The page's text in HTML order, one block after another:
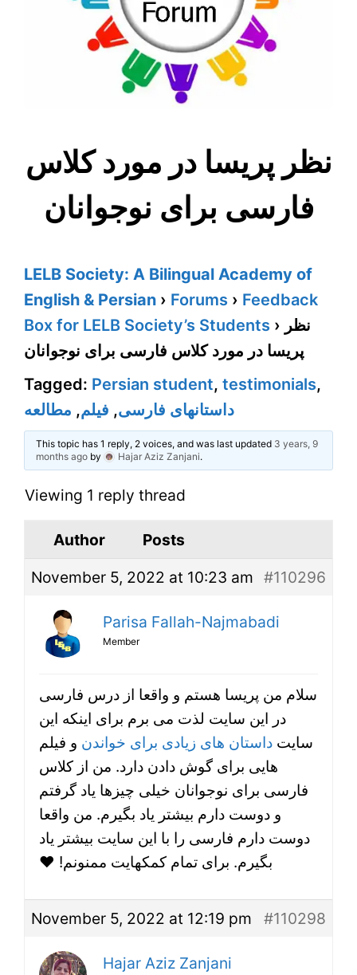
نظر پریسا در مورد کلاس
فارسی برای نوجوانان
LELB Society: A Bilingual Academy of
English & Persian › Forums › Feedback
Box for LELB Society’s Students › نظر
پریسا در مورد کلاس فارسی برای نوجوانان
Tagged: Persian student, testimonials,
داستانهای فارسی, فیلم, مطالعه
This topic has 1 reply, 2 voices, and was last updated 3 years, 9
months agoby Hajar Aziz Zanjani.
Viewing 1 reply thread
Author
Posts
November 5, 2022 at 10:23 am #110296
Parisa Fallah-Najmabadi
Member
سلام من پریسا هستم و واقعا از درس فارسی
در این سایت لذت می برم برای اینکه این
سایت داستان های زیادی برای خواندن و فیلم
هایی برای گوش دادن دارد. من از کلاس
فارسی برای نوجوانان خیلی چیزها یاد گرفتم
و دوست دارم بیشتر یاد بگیرم. من واقعا
دوست دارم فارسی را با این سایت بیشتر یاد
بگیرم. برای تمام کمکهایت ممنونم! ❤️
November 5, 2022 at 12:19 pm #110298
Hajar Aziz Zanjani